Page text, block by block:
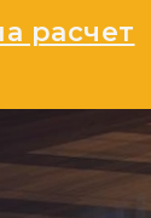
расчет